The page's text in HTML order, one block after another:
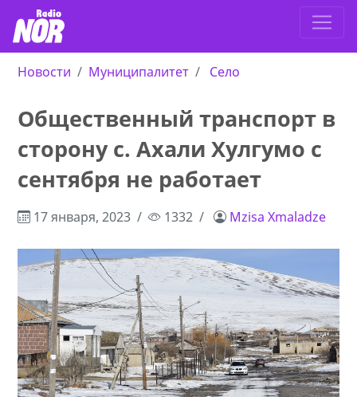
Новости Муниципалитет Село
Общественный транспорт в
сторону с. Ахали Хулгумо с
сентября не работает
17 января, 2023 1332 Mzisa Xmaladze